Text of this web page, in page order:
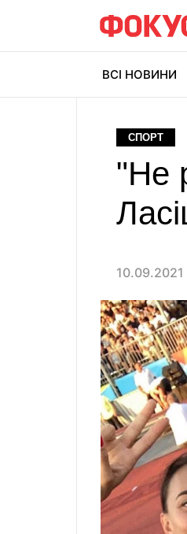
ВСІ НОВИНИ
СПОРТ
"Не